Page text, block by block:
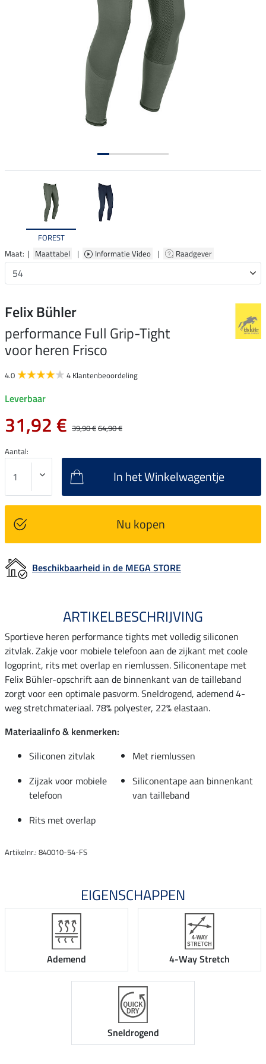
FOREST
Maat: | Maattabel | Informatie Video | Raadgever
Felix Bühler
performance Full Grip-Tight
voor heren Frisco
4.0 4 Klantenbeoordeling
Leverbaar
31,92 € 39,90 €64,90 €
Aantal:
In het Winkelwagentje
Nu kopen
Beschikbaarheid in de MEGA STORE
ARTIKELBESCHRIJVING
Sportieve heren performance tights met volledig siliconen
zitvlak. Zakje voor mobiele telefoon aan de zijkant met coole
logoprint, rits met overlap en riemlussen. Siliconentape met
Felix Bühler-opschrift aan de binnenkant van de tailleband
zorgt voor een optimale pasvorm. Sneldrogend, ademend 4-
weg stretchmateriaal. 78% polyester, 22% elastaan.
Materiaalinfo & kenmerken:
Siliconen zitvlak
Met riemlussen
Zijzak voor mobiele
telefoon
Siliconentape aan binnenkant
van tailleband
Rits met overlap
Artikelnr.: 840010-54-FS
EIGENSCHAPPEN
Ademend 4-Way Stretch
Sneldrogend